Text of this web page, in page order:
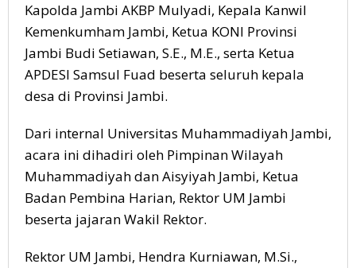
Kapolda Jambi AKBP Mulyadi, Kepala Kanwil
Kemenkumham Jambi, Ketua KONI Provinsi
Jambi Budi Setiawan, S.E., M.E., serta Ketua
APDESI Samsul Fuad beserta seluruh kepala
desa di Provinsi Jambi.
Dari internal Universitas Muhammadiyah Jambi,
acara ini dihadiri oleh Pimpinan Wilayah
Muhammadiyah dan Aisyiyah Jambi, Ketua
Badan Pembina Harian, Rektor UM Jambi
beserta jajaran Wakil Rektor.
Rektor UM Jambi, Hendra Kurniawan, M.Si.,